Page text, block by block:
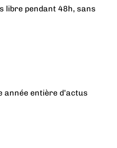
libre pendant 48h, sans
année entière d’actus